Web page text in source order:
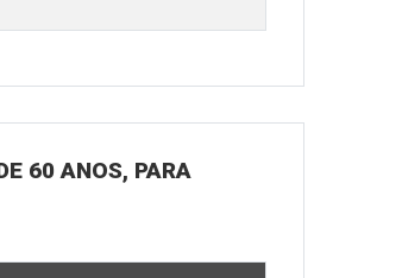
60 ANOS, PARA